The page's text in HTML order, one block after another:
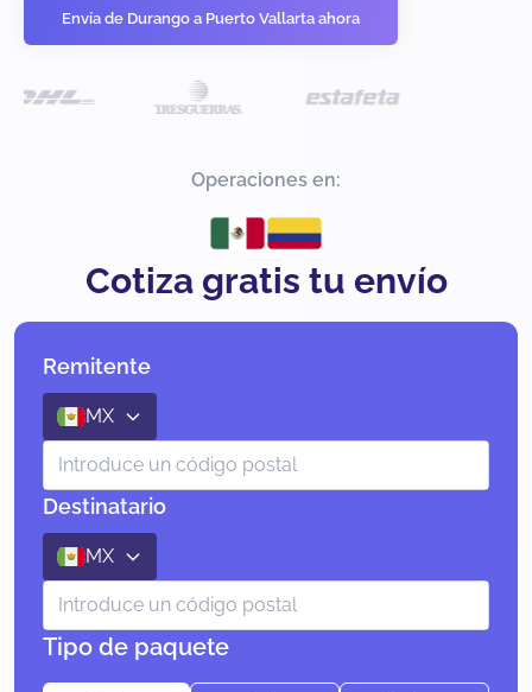
Envía de Durango a Puerto Vallarta ahora
Operaciones en:
Cotiza gratis tu envío
Remitente
MX
Destinatario
MX
Tipo de paquete